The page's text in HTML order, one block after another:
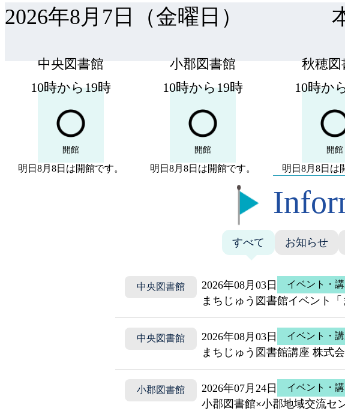
2026年8月7日 （金曜日 ）
中央図書館
10時から19時
開館
明日8月8日は開館です。
小郡図書館
10時から19時
開館
明日8月8日は開館です。
秋穂図
10時か
開館
明日8月8日は
すべて お知らせ
中央図書館 2026年08月03日 イベント・
まちじゅう図書館イベント「
中央図書館 2026年08月03日 イベント・
まちじゅう図書館講座 株式
小郡図書館 2026年07月24日 イベント・
小郡図書館×小郡地域交流セ